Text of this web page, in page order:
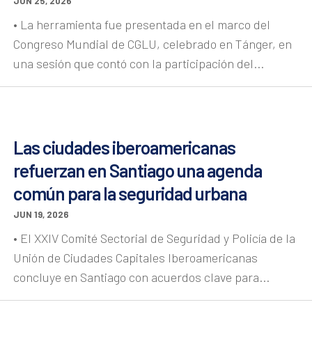
• La herramienta fue presentada en el marco del
Congreso Mundial de CGLU, celebrado en Tánger, en
una sesión que contó con la participación del...
Las ciudades iberoamericanas
refuerzan en Santiago una agenda
común para la seguridad urbana
JUN 19, 2026
• El XXIV Comité Sectorial de Seguridad y Policía de la
Unión de Ciudades Capitales Iberoamericanas
concluye en Santiago con acuerdos clave para...